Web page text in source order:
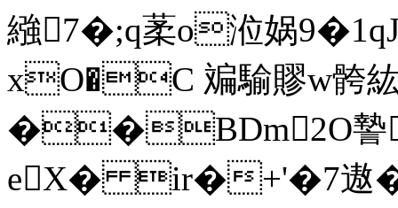
繈7�;q葇o涖娲
xO�C 斒騟賿w
��BDm2O謺
eX� ir�+'�7遨�鶠